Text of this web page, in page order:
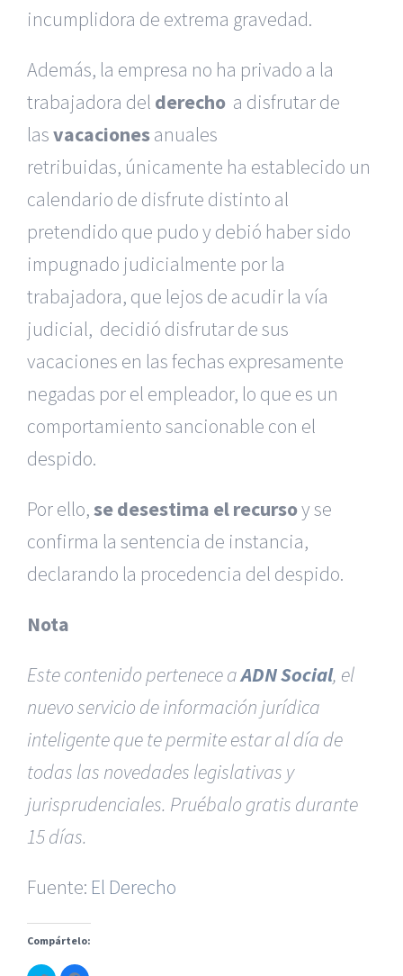
incumplidora de extrema gravedad.
Además, la empresa no ha privado a la
trabajadora del derecho a disfrutar de
lasvacacionesanuales
retribuidas, únicamente ha establecido un
calendario de disfrute distinto al
pretendido que pudo y debió haber sido
impugnado judicialmente por la
trabajadora, que lejos de acudir la vía
judicial, decidió disfrutar de sus
vacaciones en las fechas expresamente
negadas por el empleador, lo que es un
comportamiento sancionable con el
despido.
Por ello,se des​estima el recursoy se
confirma la sentencia de instancia,
declarando la procedencia del despido.
Nota
Este contenido pertenece aADN Social, el
nuevo servicio de información jurídica
inteligente que te permite estar al día de
todas las novedades legislativas y
jurisprudenciales. Pruébalo gratis durante
15 días.
Fuente: El Derecho
Compártelo:
|Reclamación de Accidentes en Alicante|Reclamación
de Accidentes en Madrid|BGD Abogados Madrid|GM
|Formación para Abogados
|Hacer Contrato De